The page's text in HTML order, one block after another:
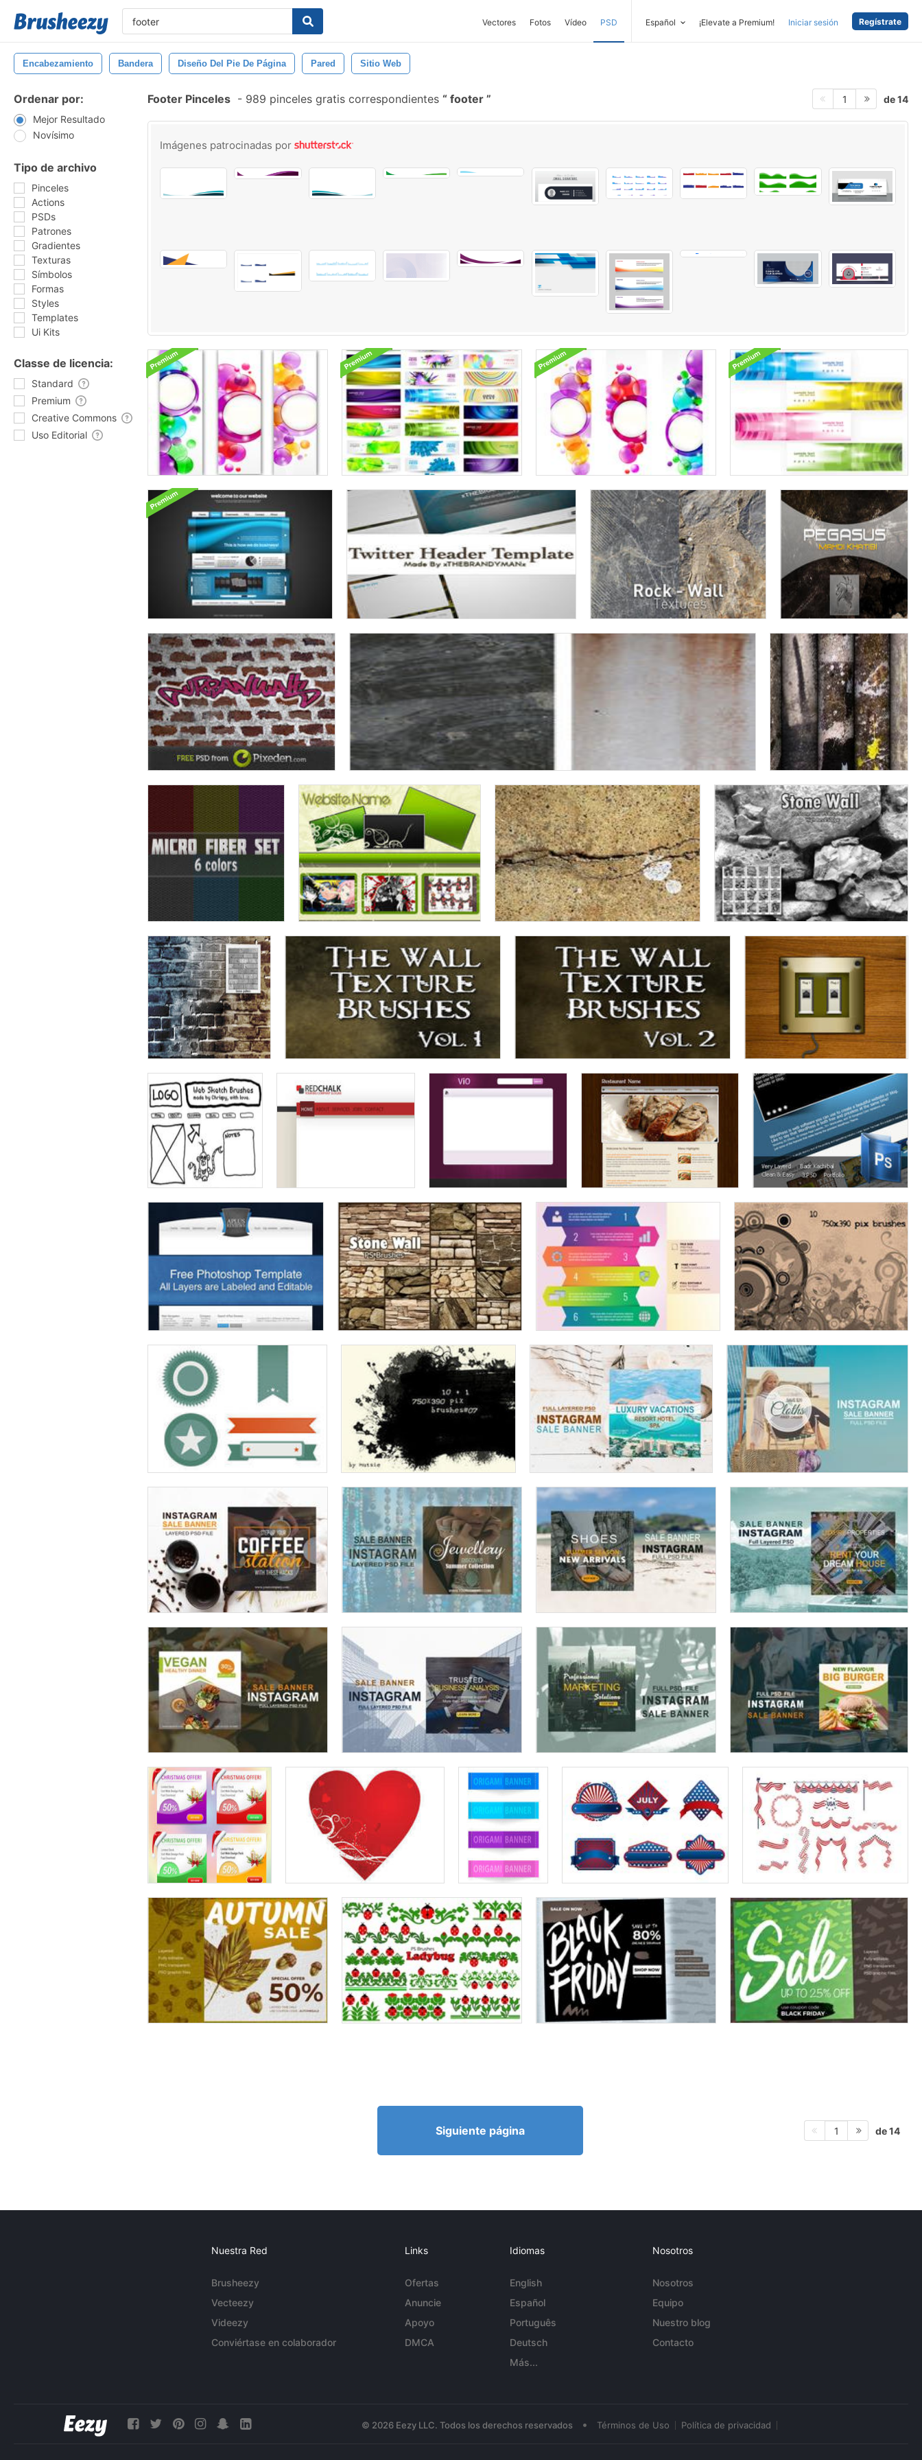
Vectores Fotos Vídeo PSD Español ¡Elevate a Premium! Iniciar sesión Regístrate
Encabezamiento Bandera Diseño Del Pie De Página Pared Sitio Web
Ordenar por:
Mejor Resultado
Novísimo
Tipo de archivo
Pinceles
Actions
PSDs
Patrones
Gradientes
Texturas
Símbolos
Formas
Styles
Templates
Ui Kits
Classe de licencia:
Standard
Premium
Creative Commons
Uso Editorial
Footer Pinceles - 989 pinceles gratis correspondientes footer 1 de 14
Imágenes patrocinadas por
Siguiente página 1 de 14
Nuestra Red
Brusheezy
Vecteezy
Videezy
Conviértase en colaborador
Links
Ofertas
Anuncie
Apoyo
DMCA
Idiomas
English
Español
Português
Deutsch
Más...
Nosotros
Nosotros
Equipo
Nuestro blog
Contacto
© 2026 Eezy LLC. Todos los derechos reservados • Términos de Uso Política de privacidad